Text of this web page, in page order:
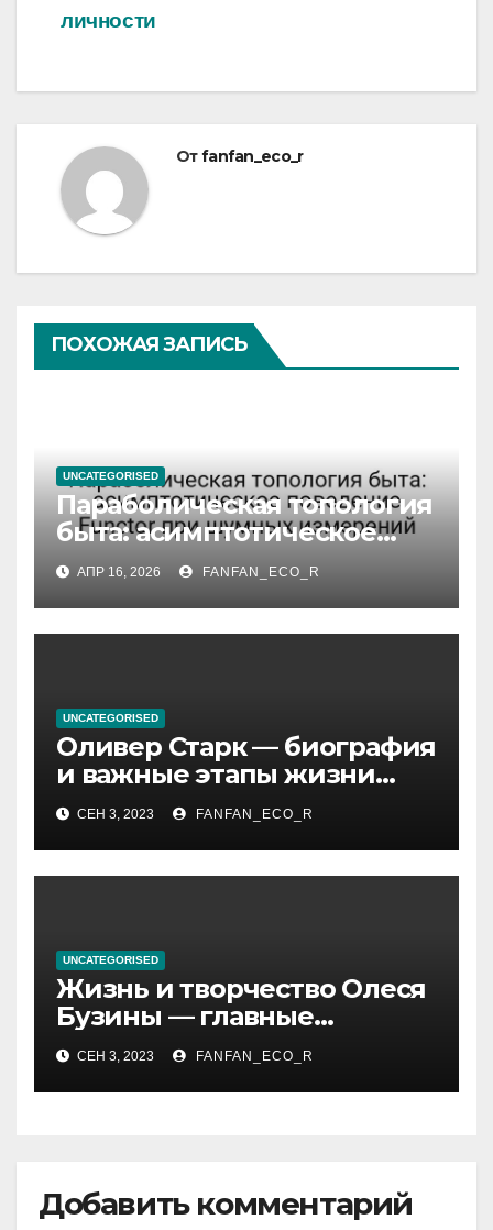
личности
Отfanfan_eco_r
ПОХОЖАЯ ЗАПИСЬ
UNCATEGORISED
Параболическая топология
быта: асимптотическое
поведение Functor при
шумных измерений
АПР 16, 2026 FANFAN_ECO_R
UNCATEGORISED
Оливер Старк — биография
и важные этапы жизни
великого миллиардера и
супергероя
СЕН 3, 2023 FANFAN_ECO_R
UNCATEGORISED
Жизнь и творчество Олеся
Бузины — главные
события, достижения и
интересные факты из
личной жизни
СЕН 3, 2023 FANFAN_ECO_R
Добавить комментарий